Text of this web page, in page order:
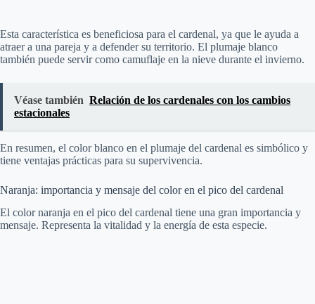
Esta característica es beneficiosa para el cardenal, ya que le ayuda a
atraer a una pareja y a defender su territorio. El plumaje blanco
también puede servir como camuflaje en la nieve durante el invierno.
Véase también Relación de los cardenales con los cambios
estacionales
En resumen, el color blanco en el plumaje del cardenal es simbólico y
tiene ventajas prácticas para su supervivencia.
Naranja: importancia y mensaje del color en el pico del cardenal
El color naranja en el pico del cardenal tiene una gran importancia y
mensaje. Representa la vitalidad y la energía de esta especie.